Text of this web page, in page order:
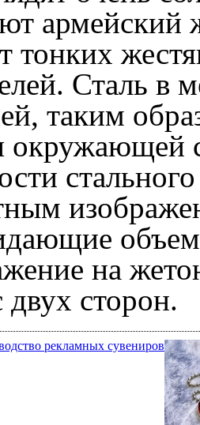
армейский
тонких
Сталь в
таким
окружающей
на
сторон.
рекламных сувениров